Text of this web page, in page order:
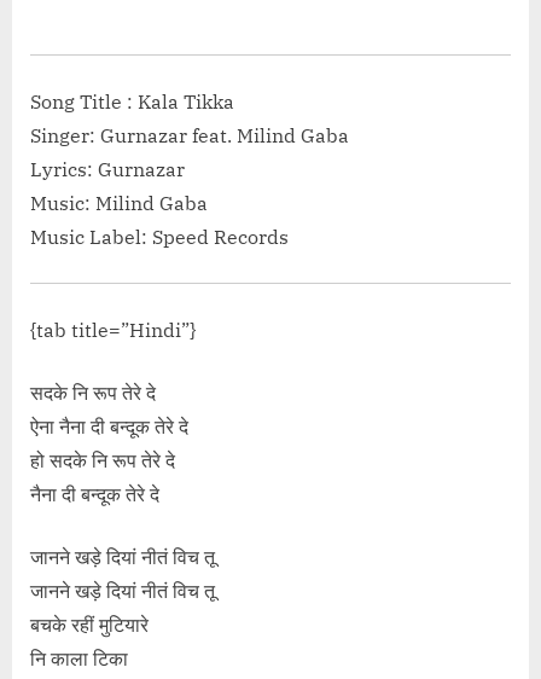
Song Title : Kala Tikka
Singer: Gurnazar feat. Milind Gaba
Lyrics: Gurnazar
Music: Milind Gaba
Music Label: Speed Records
{tab title=”Hindi”}
सदके नि रूप तेरे दे
ऐना नैना दी बन्दूक तेरे दे
हो सदके नि रूप तेरे दे
नैना दी बन्दूक तेरे दे
जानने खड़े दियां नीतं विच तू
जानने खड़े दियां नीतं विच तू
बचके रहीं मुटियारे
नि काला टिका